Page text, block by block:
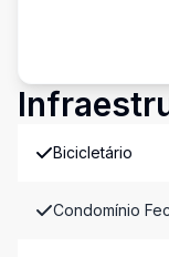
Bicicletário
Condomínio